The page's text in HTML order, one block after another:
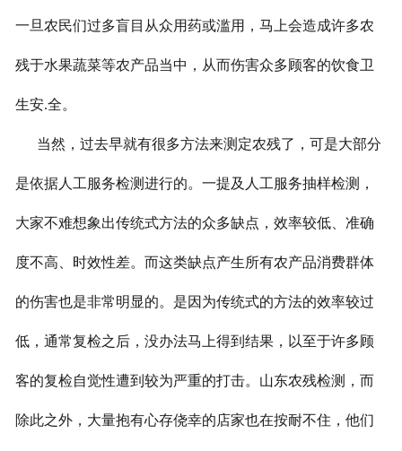
一旦农民们过多盲目从众用药或滥用，马上会造成许多农
残于水果蔬菜等农产品当中，从而伤害众多顾客的饮食卫
生安.全。
当然，过去早就有很多方法来测定农残了，可是大部分
是依据人工服务检测进行的。一提及人工服务抽样检测，
大家不难想象出传统式方法的众多缺点，效率较低、准确
度不高、时效性差。而这类缺点产生所有农产品消费群体
的伤害也是非常明显的。是因为传统式的方法的效率较过
低，通常复检之后，没办法马上得到结果，以至于许多顾
客的复检自觉性遭到较为严重的打击。山东农残检测，而
除此之外，大量抱有心存侥幸的店家也在按耐不住，他们